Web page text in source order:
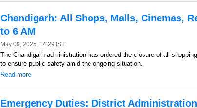
Chandigarh: All Shops, Malls, Cinemas,
to 6 AM
May 09, 2025, 14:29 IST
The Chandigarh administration has ordered the closure of all
to ensure public safety amid the ongoing situation.
Read more
Emergency Duties: District